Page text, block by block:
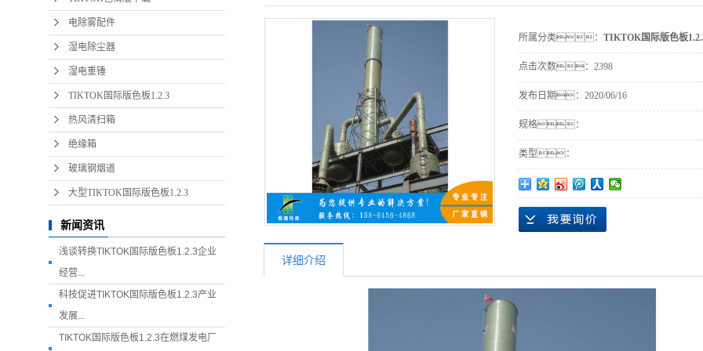
电除雾配件
湿电除尘器
湿电重锤
TIKTOK国际版色板1.2.3
热风清扫箱
绝缘箱
玻璃钢烟道
大型TIKTOK国际版色板1.2.3
新闻资讯
浅谈转换TIKTOK国际版色板1.2.3企业
经营...
科技促进TIKTOK国际版色板1.2.3产业
发展...
TIKTOK国际版色板1.2.3在燃煤发电厂
所属分类： TIKTOK国际版色板
点击次数： 2398
发布日期： 2020/06/16
规格：
类型：
详细介绍